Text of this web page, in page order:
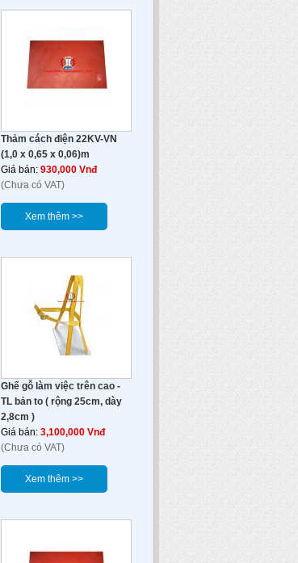
Thảm cách điện 22KV-VN
(1,0 x 0,65 x 0,06)m
Giá bán: 930,000 Vnđ
(Chưa có VAT)
Xem thêm >>
Ghế gỗ làm việc trên cao -
TL bản to ( rộng 25cm, dày
2,8cm )
Giá bán: 3,100,000 Vnđ
(Chưa có VAT)
Xem thêm >>